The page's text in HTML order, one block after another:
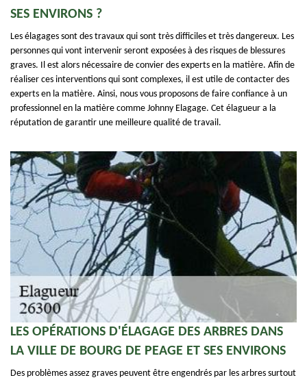
SES ENVIRONS ?
Les élagages sont des travaux qui sont très difficiles et très dangereux. Les
personnes qui vont intervenir seront exposées à des risques de blessures
graves. Il est alors nécessaire de convier des experts en la matière. Afin de
réaliser ces interventions qui sont complexes, il est utile de contacter des
experts en la matière. Ainsi, nous vous proposons de faire confiance à un
professionnel en la matière comme Johnny Elagage. Cet élagueur a la
réputation de garantir une meilleure qualité de travail.
LES OPÉRATIONS D'ÉLAGAGE DES ARBRES DANS
LA VILLE DE BOURG DE PEAGE ET SES ENVIRONS
Des problèmes assez graves peuvent être engendrés par les arbres surtout